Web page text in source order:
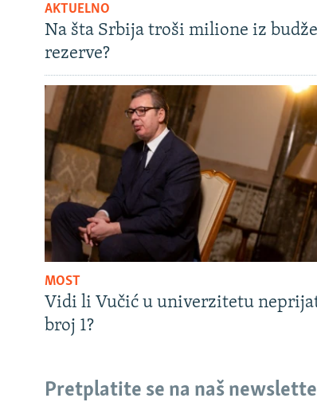
AKTUELNO
Na šta Srbija troši milione iz
rezerve?
MOST
Vidi li Vučić u univerzitetu
broj 1?
Pretplatite se na naš